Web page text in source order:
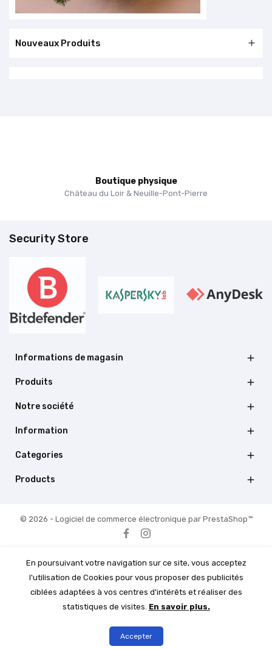
Nouveaux Produits 
Boutique physique
Château du Loir & Neuille-Pont-Pierre
Security Store
Informations de magasin 
Produits 
Notre société 
Information 
Categories 
Products 
© 2026 - Logiciel de commerce électronique par PrestaShop™
En poursuivant votre navigation sur ce site, vous acceptez
l'utilisation de Cookies pour vous proposer des publicités
ciblées adaptées à vos centres d'intérêts et réaliser des
statistiques de visites. En savoir plus.
Accepter